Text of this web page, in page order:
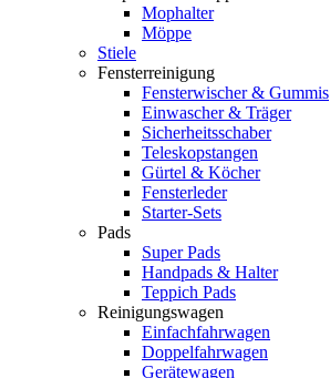
Mophalter
Möppe
Stiele
Fensterreinigung
Fensterwischer & Gummis
Einwascher & Träger
Sicherheitsschaber
Teleskopstangen
Gürtel & Köcher
Fensterleder
Starter-Sets
Pads
Super Pads
Handpads & Halter
Teppich Pads
Reinigungswagen
Einfachfahrwagen
Doppelfahrwagen
Gerätewagen